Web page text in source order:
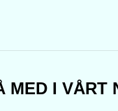
MED I VÅRT